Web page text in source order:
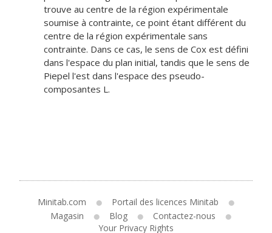
trouve au centre de la région expérimentale
soumise à contrainte, ce point étant différent du
centre de la région expérimentale sans
contrainte. Dans ce cas, le sens de Cox est défini
dans l'espace du plan initial, tandis que le sens de
Piepel l'est dans l'espace des pseudo-
composantes L.
Minitab.com
Portail des licences Minitab
Magasin
Blog
Contactez-nous
Your Privacy Rights